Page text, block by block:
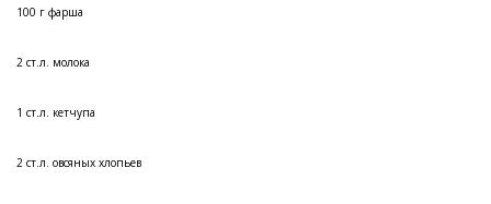
100 г фарша
2 ст.л. молока
1 ст.л. кетчупа
2 ст.л. овсяных хлопьев